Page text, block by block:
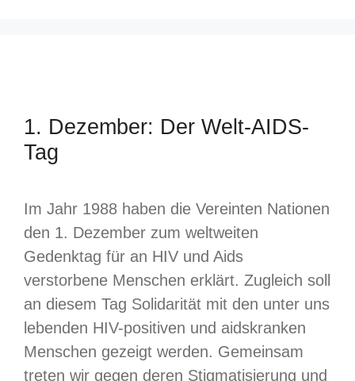
1. Dezember: Der Welt-AIDS-
Tag
Im Jahr 1988 haben die Vereinten Nationen
den 1. Dezember zum weltweiten
Gedenktag für an HIV und Aids
verstorbene Menschen erklärt. Zugleich soll
an diesem Tag Solidarität mit den unter uns
lebenden HIV-positiven und aidskranken
Menschen gezeigt werden. Gemeinsam
treten wir gegen deren Stigmatisierung und